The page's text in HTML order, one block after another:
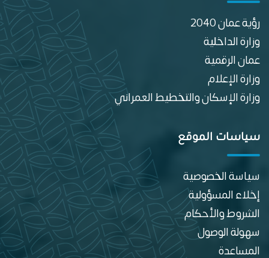
رؤية عمان 2040
وزارة الداخلية
عمان الرقمية
وزارة الإعلام
وزارة الإسكان والتخطيط العمراني
سياسات الموقع
سياسة الخصوصية
إخلاء المسؤولية
الشروط والأحكام
سهولة الوصول
المساعدة